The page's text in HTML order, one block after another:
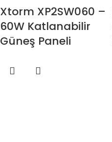
Xtorm XP2SW060 –
60W Katlanabilir
Güneş Paneli